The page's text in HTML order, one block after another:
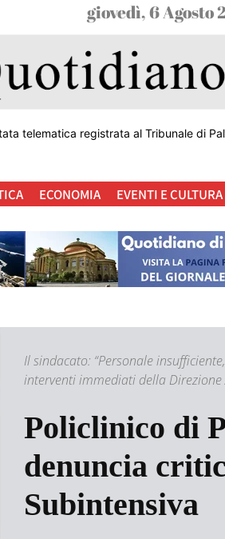
giovedì, 6 Agosto
telematica registrata al Tribunale di
ECONOMIA EVENTI E CULTURA
Il sindacato: “Personale
interventi immediati della Direzione
Policlinico di
denuncia
Subintensiva